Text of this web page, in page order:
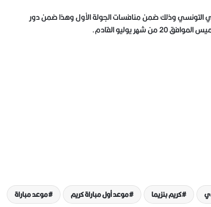
التونسي وذلك ضمن منافسات الجولة الأول وهذا ضمن دور
يوليو القادم.
كريم بنزيما موعد أول مباراة كريم موعد مباراة
التدريب موسمًا كاملًا